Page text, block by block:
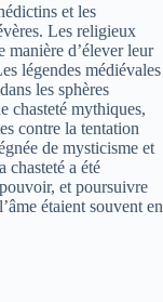
et les
Les religieux
manière d’élever leur
légendes médiévales
les sphères
chasteté mythiques,
contre la tentation
de mysticisme et
chasteté a été
et poursuivre
étaient souvent en